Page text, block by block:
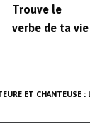
ET CHANTEUSE
Trouve le
verbe de ta vie